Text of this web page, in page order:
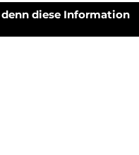
diese Information